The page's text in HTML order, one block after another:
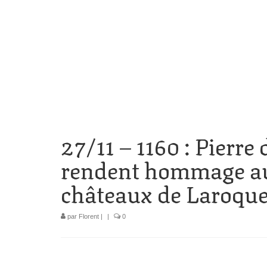
27/11 – 1160 :
rendent hommage
châteaux de
par Florent | | 0